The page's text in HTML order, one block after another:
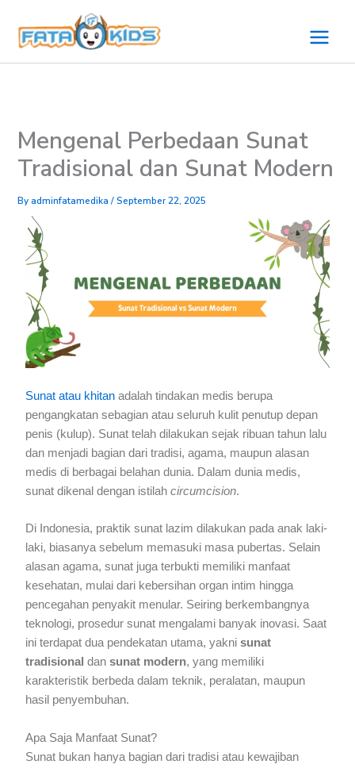
content
Mengenal Perbedaan Sunat
Tradisional dan Sunat Modern
Byadminfatamedika/September 22, 2025
Sunat atau khitan adalah tindakan medis berupa
pengangkatan sebagian atau seluruh kulit penutup depan
penis (kulup). Sunat telah dilakukan sejak ribuan tahun lalu
dan menjadi bagian dari tradisi, agama, maupun alasan
medis di berbagai belahan dunia. Dalam dunia medis,
sunat dikenal dengan istilahcircumcision.
Di Indonesia, praktik sunat lazim dilakukan pada anak laki-
laki, biasanya sebelum memasuki masa pubertas. Selain
alasan agama, sunat juga terbukti memiliki manfaat
kesehatan, mulai dari kebersihan organ intim hingga
pencegahan penyakit menular. Seiring berkembangnya
teknologi, prosedur sunat mengalami banyak inovasi. Saat
ini terdapat dua pendekatan utama, yaknisunat
tradisional dansunat modern, yang memiliki
karakteristik berbeda dalam teknik, peralatan, maupun
hasil penyembuhan.
Apa Saja Manfaat Sunat?
Sunat bukan hanya bagian dari tradisi atau kewajiban